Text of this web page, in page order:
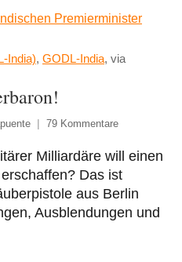
India), GODL-India, via
79 Kommentare
Milliardäre will einen
Das ist
aus Berlin
Ausblendungen und